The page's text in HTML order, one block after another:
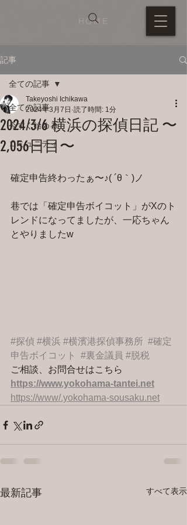
HOME
記事
全ての記事
今すぐ始める
コミュニティ
全ての記事
2024/3/6 横浜の探偵日記 〜
2,056日目〜
Takeyoshi Ichikawa
2024年3月7日 読了時間: 1分
確定申告終わったぁ〜♪( ´θ｀)ノ
巷では「確定申告ボイコット」がXのト
レンドになってましたが、一応ちゃん
とやりましたw
#探偵 #横浜 #横濱港探偵事務所 #確定
申告ボイコット
#裏金議員 #脱税
ご相談、お問合せはこちら
https://www.yokohama-tantei.net
https://www/.yokohama-sousaku.net
最新記事 すべて表示